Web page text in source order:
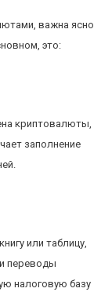
важна ясно
это:
криптовалюты,
заполнение
или таблицу,
переводы
налоговую базу